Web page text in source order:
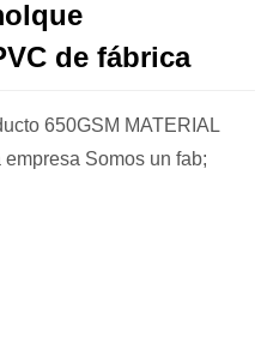
de fábrica
650GSM MATERIAL
Somos un fab;